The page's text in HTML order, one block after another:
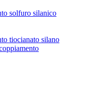
solfuro silanico
tiocianato silano